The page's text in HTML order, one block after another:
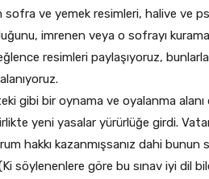
sofra ve yemek resimleri, halive ve
imrenen veya o sofrayı
resimleri paylaşıyoruz, bunlarla
gibi bir oynama ve oyalanma alanı
yeni yasalar yürürlüğe girdi.
hakkı kazanmışsanız dahi
söylenenlere göre bu sınav iyi dil